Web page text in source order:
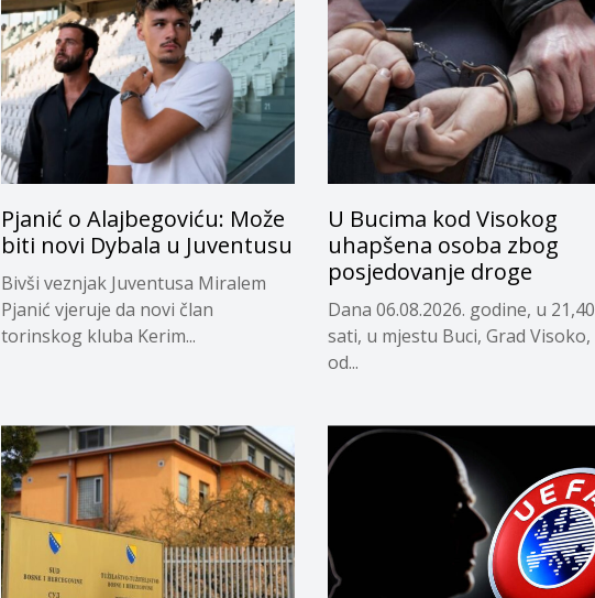
Pjanić o Alajbegoviću: Može
biti novi Dybala u Juventusu
Bivši veznjak Juventusa Miralem
Pjanić vjeruje da novi član
torinskog kluba Kerim...
U Bucima kod Visokog
uhapšena osoba zbog
posjedovanje droge
Dana 06.08.2026. godine, u 21,40
sati, u mjestu Buci, Grad Visoko,
od...